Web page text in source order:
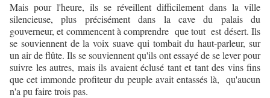
Mais pour l'heure, ils se réveillent difficilement dans la ville
silencieuse, plus précisément dans la cave du palais du
gouverneur, et commencent à comprendre que tout est désert. Ils
se souviennent de la voix suave qui tombait du haut-parleur, sur
un air de flûte. Ils se souviennent qu'ils ont essayé de se lever pour
suivre les autres, mais ils avaient éclusé tant et tant des vins fins
que cet immonde profiteur du peuple avait entassés là, qu'aucun
n'a pu faire trois pas.